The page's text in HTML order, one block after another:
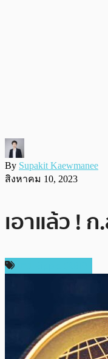
By Supakit Kaewmanee
สิงหาคม 10, 2023
เอาแล้ว !